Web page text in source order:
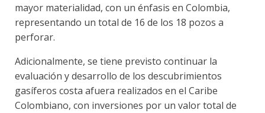
mayor materialidad, con un énfasis en Colombia,
representando un total de 16 de los 18 pozos a
perforar.
Adicionalmente, se tiene previsto continuar la
evaluación y desarrollo de los descubrimientos
gasíferos costa afuera realizados en el Caribe
Colombiano, con inversiones por un valor total de